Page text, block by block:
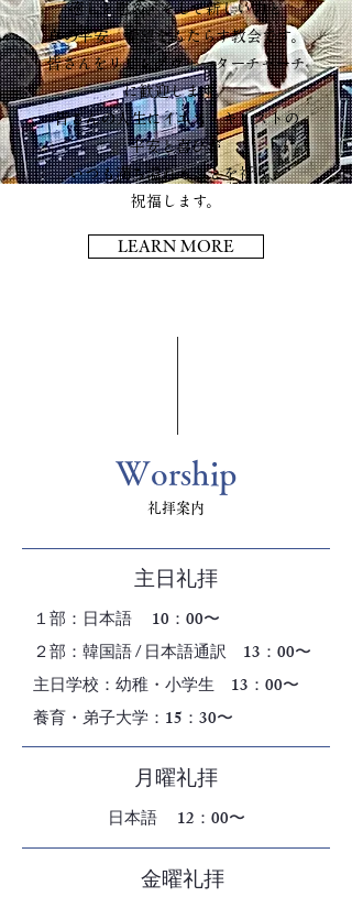
癒しと慰め、そして新しい力と
真の平安、希望をもたらす教会です。
皆さんをリビングウォーターチャーチ
に歓迎します。
皆さんの人生にイエス・キリストの
平安と喜びが
いつも満ち溢れることを祈り、
祝福します。
LEARN MORE
Worship
礼拝案内
主日礼拝
１部：日本語 10：00〜
２部：韓国語 / 日本語通訳 13：00〜
​主日学校：幼稚・小学生 13：00〜
養育・弟子大学：15：30〜
月曜礼拝
日本語 12：00〜
金曜礼拝